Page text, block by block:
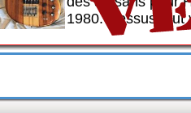
1980. Dessus tout